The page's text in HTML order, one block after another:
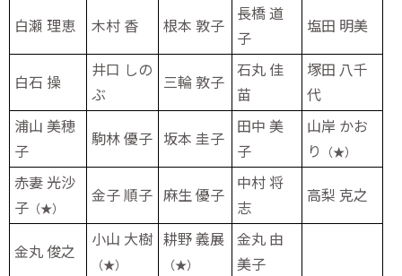
白瀬 理恵 木村 香 根本 敦子
長橋 道
子
塩田 明美
白石 操
井口 しの
ぶ
三輪 敦子
石丸 佳
苗
塚田 八千
代
浦山 美穂
子
駒林 優子 坂本 圭子
田中 美
子
山岸 かお
り
（★）
赤妻 光沙
子 （★）
金子 順子 麻生 優子
中村 将
志
高梨 克之
金丸 俊之
小山 大樹
（★）
耕野 義展
（★）
金丸 由
美子